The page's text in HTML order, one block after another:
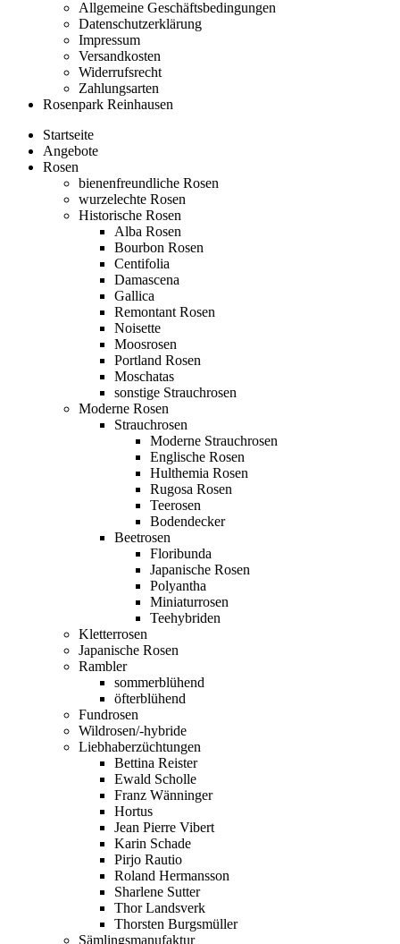
Allgemeine Geschäftsbedingungen
Datenschutzerklärung
Impressum
Versandkosten
Widerrufsrecht
Zahlungsarten
Rosenpark Reinhausen
Startseite
Angebote
Rosen
bienenfreundliche Rosen
wurzelechte Rosen
Historische Rosen
Alba Rosen
Bourbon Rosen
Centifolia
Damascena
Gallica
Remontant Rosen
Noisette
Moosrosen
Portland Rosen
Moschatas
sonstige Strauchrosen
Moderne Rosen
Strauchrosen
Moderne Strauchrosen
Englische Rosen
Hulthemia Rosen
Rugosa Rosen
Teerosen
Bodendecker
Beetrosen
Floribunda
Japanische Rosen
Polyantha
Miniaturrosen
Teehybriden
Kletterrosen
Japanische Rosen
Rambler
sommerblühend
öfterblühend
Fundrosen
Wildrosen/-hybride
Liebhaberzüchtungen
Bettina Reister
Ewald Scholle
Franz Wänninger
Hortus
Jean Pierre Vibert
Karin Schade
Pirjo Rautio
Roland Hermansson
Sharlene Sutter
Thor Landsverk
Thorsten Burgsmüller
Sämlingsmanufaktur